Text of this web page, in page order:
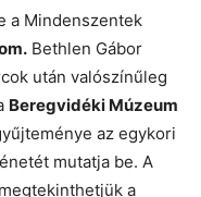
a Mindenszentek
Bethlen Gábor
után valószínűleg
Beregvidéki Múzeum
az egykori
mutatja be. A
a